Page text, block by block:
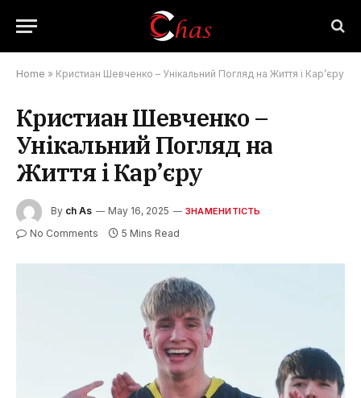
Home » Кристиан Шевченко – Унікальний Погляд на Життя і Кар’єру
Кристиан Шевченко –
Унікальний Погляд на
Життя і Кар’єру
By ch As May 16, 2025 ЗНАМЕНИТІСТЬ
No Comments 5 Mins Read